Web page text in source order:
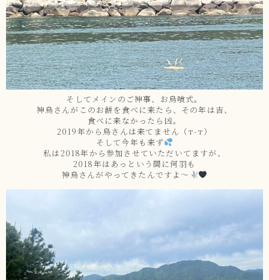
そしてメインのご神事、お烏喰式。
神烏さんがこのお餅を食べに来たら、その年は吉、
食べに来なかったら凶。
2019年から烏さんは来てません（т-т）
そして今年も来ず
私は2018年から参加させていただいてますが、
2018年はあっという間に何羽も
神烏さんがやってきたんですよ〜